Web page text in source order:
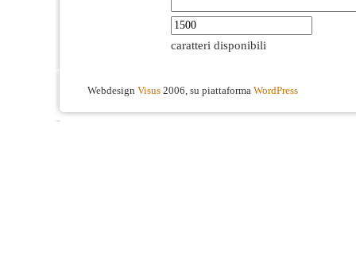
caratteri disponibili
Webdesign Visus 2006, su piattaforma WordPress